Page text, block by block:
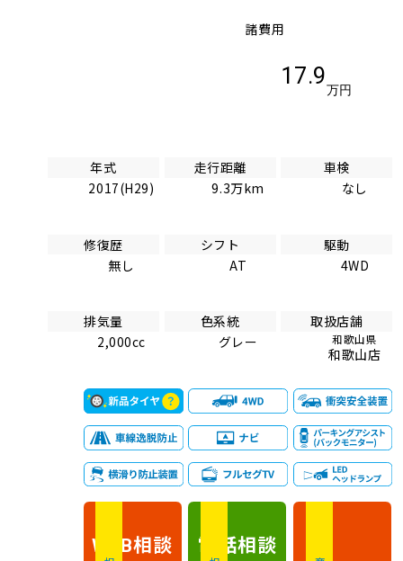
諸費用
17.9
万円
年式
2017(H29)
走行距離
9.3万km
車検
なし
修復歴
無し
シフト
AT
駆動
4WD
排気量
2,000cc
色系統
グレー
取扱店舗
和歌山県
和歌山店
WEB相談 電話相談